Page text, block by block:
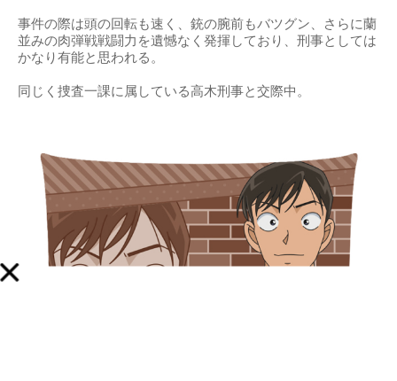
事件の際は頭の回転も速く、銃の腕前もバツグン、さらに蘭
並みの肉弾戦戦闘力を遺憾なく発揮しており、刑事としては
かなり有能と思われる。
同じく捜査一課に属している高木刑事と交際中。